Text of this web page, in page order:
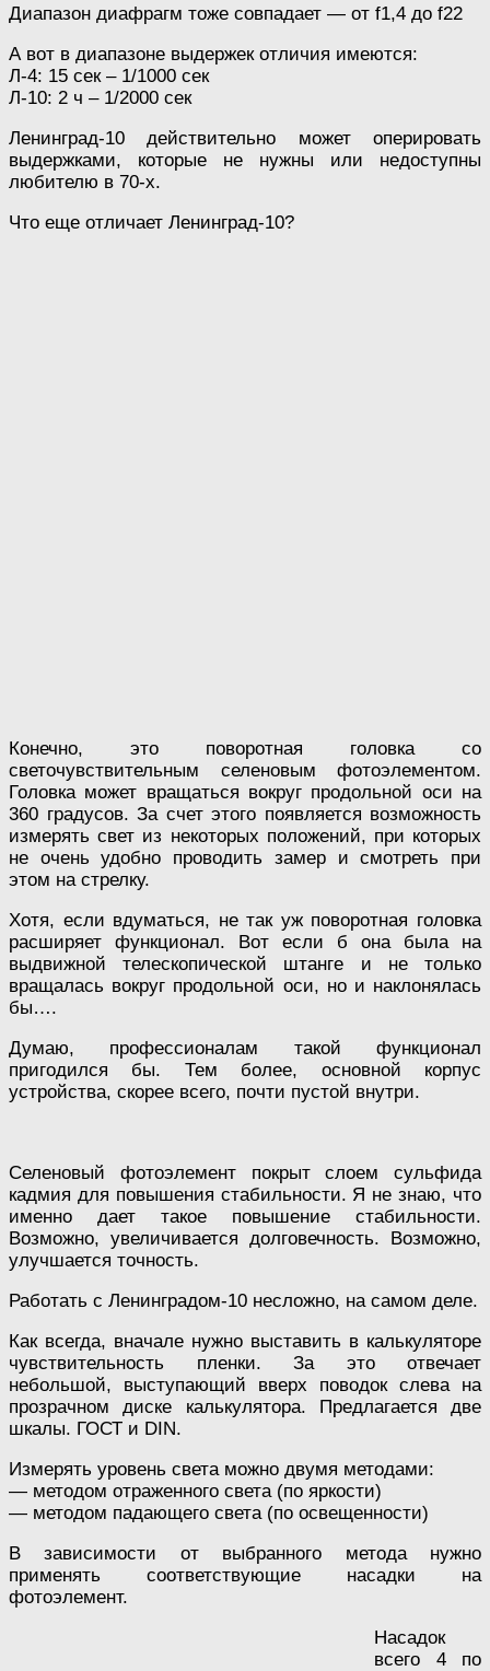
Диапазон диафрагм тоже совпадает — от f1,4 до f22
А вот в диапазоне выдержек отличия имеются:
Л-4: 15 сек – 1/1000 сек
Л-10: 2 ч – 1/2000 сек
Ленинград-10 действительно может оперировать
выдержками, которые не нужны или недоступны
любителю в 70-х.
Что еще отличает Ленинград-10?
Конечно, это поворотная головка со
светочувствительным селеновым фотоэлементом.
Головка может вращаться вокруг продольной оси на
360 градусов. За счет этого появляется возможность
измерять свет из некоторых положений, при которых
не очень удобно проводить замер и смотреть при
этом на стрелку.
Хотя, если вдуматься, не так уж поворотная головка
расширяет функционал. Вот если б она была на
выдвижной телескопической штанге и не только
вращалась вокруг продольной оси, но и наклонялась
бы….
Думаю, профессионалам такой функционал
пригодился бы. Тем более, основной корпус
устройства, скорее всего, почти пустой внутри.
Селеновый фотоэлемент покрыт слоем сульфида
кадмия для повышения стабильности. Я не знаю, что
именно дает такое повышение стабильности.
Возможно, увеличивается долговечность. Возможно,
улучшается точность.
Работать с Ленинградом-10 несложно, на самом деле.
Как всегда, вначале нужно выставить в калькуляторе
чувствительность пленки. За это отвечает
небольшой, выступающий вверх поводок слева на
прозрачном диске калькулятора. Предлагается две
шкалы. ГОСТ и DIN.
Измерять уровень света можно двумя методами:
— методом отраженного света (по яркости)
— методом падающего света (по освещенности)
В зависимости от выбранного метода нужно
применять соответствующие насадки на
фотоэлемент.
Насадок
всего 4 по